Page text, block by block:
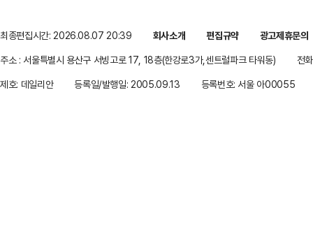
최종편집시간: 2026.08.07 20:39 회사소개 편집규약
광고제휴문의
주소 : 서울특별시 용산구 서빙고로 17, 18층(한강로3가,센트럴파크 타워동)
전
제호: 데일리안
등록일/발행일: 2005.09.13 등록번호: 서울 아00055